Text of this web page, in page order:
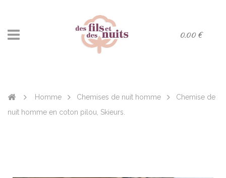
0.00 €
Homme Chemises de nuit homme
Chemise de
nuit homme en coton pilou, Skieurs.